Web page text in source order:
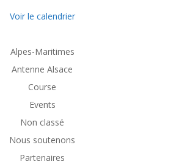
Voir le calendrier
Alpes-Maritimes
Antenne Alsace
Course
Events
Non classé
Nous soutenons
Partenaires